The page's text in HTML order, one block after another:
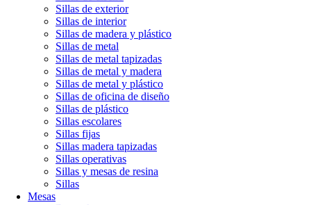
Sillas de exterior
Sillas de interior
Sillas de madera y plástico
Sillas de metal
Sillas de metal tapizadas
Sillas de metal y madera
Sillas de metal y plástico
Sillas de oficina de diseño
Sillas de plástico
Sillas escolares
Sillas fijas
Sillas madera tapizadas
Sillas operativas
Sillas y mesas de resina
Sillas
Mesas